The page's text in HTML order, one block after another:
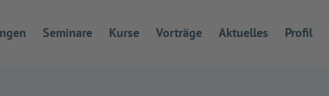
Seminare Kurse Vorträge Aktuelles Profil